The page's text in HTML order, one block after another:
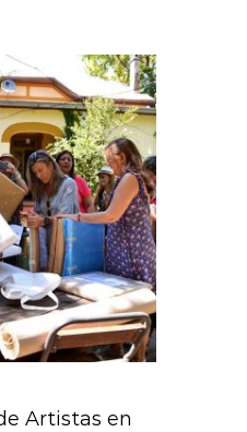
Artistas en